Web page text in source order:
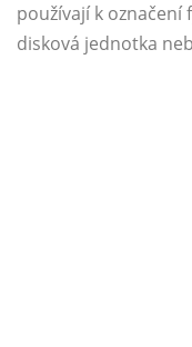
používají k označení
disková jednotka